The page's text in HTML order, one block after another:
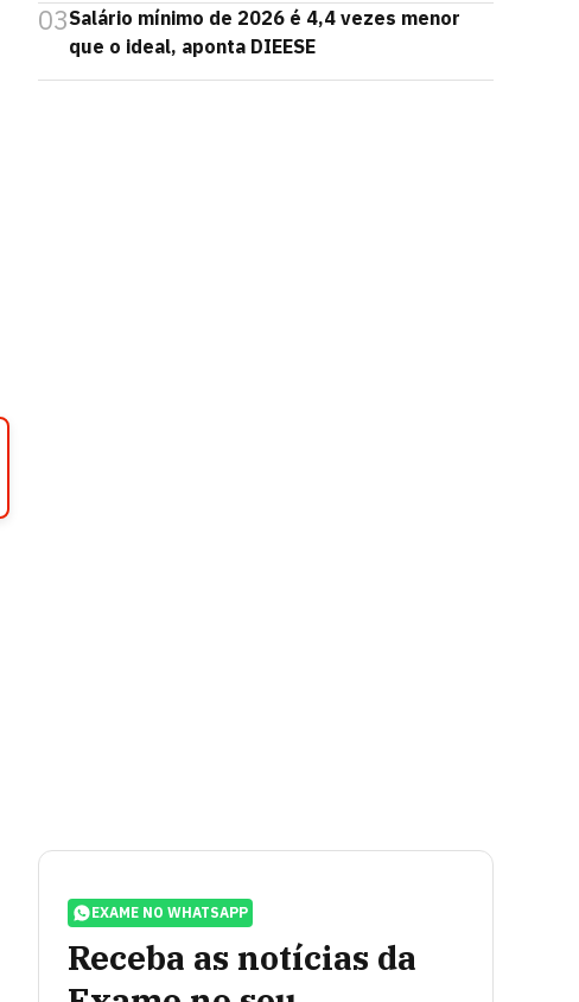
03Salário mínimo de 2026 é 4,4 vezes menor
que o ideal, aponta DIEESE
EXAME NO WHATSAPP
Receba as notícias da